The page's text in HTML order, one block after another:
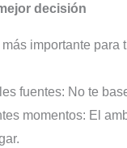
decisión
importante
fuentes: No te
momentos: El